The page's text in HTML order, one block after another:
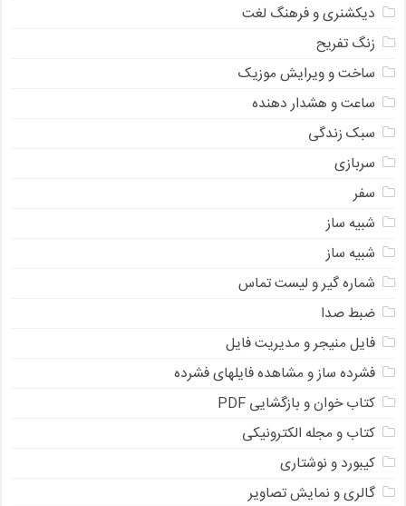
دیکشنری و فرهنگ لغت
زنگ تفریح
ساخت و ویرایش موزیک
ساعت و هشدار دهنده
سبک زندگی
سربازی
سفر
شبیه ساز
شبیه ساز
شماره گیر و لیست تماس
ضبط صدا
فایل منیجر و مدیریت فایل
فشرده ساز و مشاهده فایلهای فشرده
کتاب خوان و بازگشایی PDF
کتاب و مجله الکترونیکی
کیبورد و نوشتاری
گالری و نمایش تصاویر